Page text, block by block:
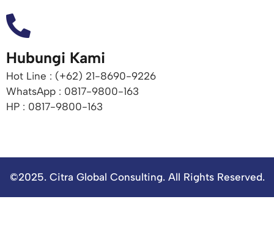
Hubungi Kami
Hot Line : (+62) 21-8690-9226​
WhatsApp : 0817-9800-163
HP : 0817-9800-163
©2025. Citra Global Consulting. All Rights Reserved.